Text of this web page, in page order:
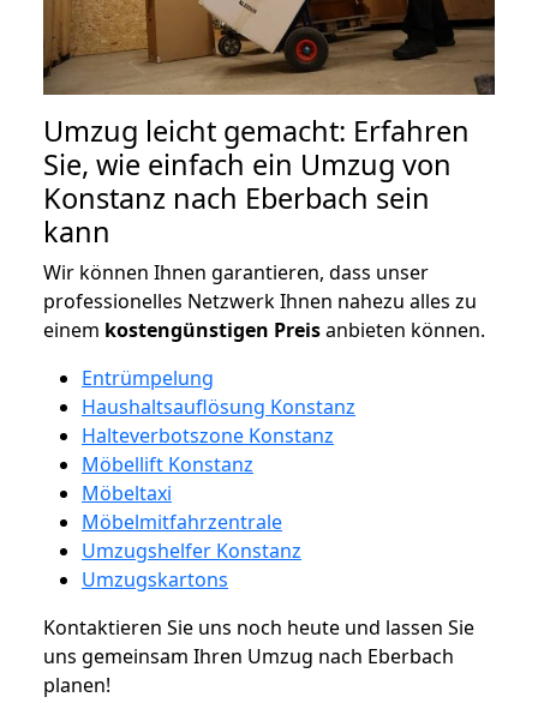
Umzug leicht gemacht: Erfahren
Sie, wie einfach ein Umzug von
Konstanz nach Eberbach sein
kann
Wir können Ihnen garantieren, dass unser
professionelles Netzwerk Ihnen nahezu alles zu
einem kostengünstigen Preisanbieten können.
Entrümpelung
Haushaltsauflösung Konstanz
Halteverbotszone Konstanz
Möbellift Konstanz
Möbeltaxi
Möbelmitfahrzentrale
Umzugshelfer Konstanz
Umzugskartons
Kontaktieren Sie uns noch heute und lassen Sie
uns gemeinsam Ihren Umzug nach Eberbach
planen!